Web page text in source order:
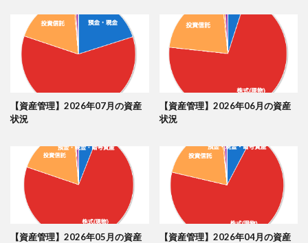
【資産管理】2026年07月の資産
状況
【資産管理】2026年06月の資産
状況
【資産管理】2026年05月の資産
【資産管理】2026年04月の資産